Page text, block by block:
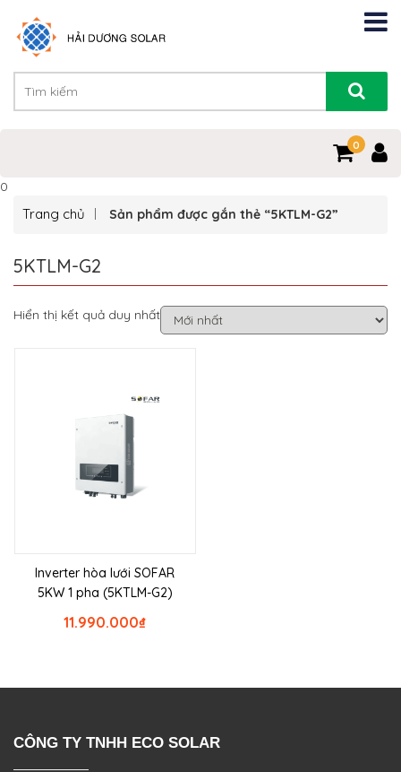
0
0
Trang chủ Sản phẩm được gắn thẻ “5KTLM-G2”
5KTLM-G2
Hiển thị kết quả duy nhất
Inverter hòa lưới SOFAR
5KW 1 pha (5KTLM-G2)
₫
11.990.000
CÔNG TY TNHH ECO SOLAR